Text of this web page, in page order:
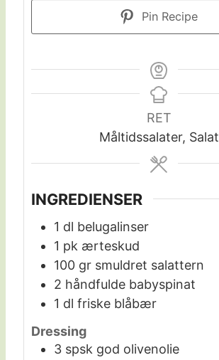
Pin Recipe
RET
Måltidssalater, Salat
INGREDIENSER
1 dl belugalinser
1 pk ærteskud
100 gr smuldret salattern
2 håndfulde babyspinat
1 dl friske blåbær
Dressing
3 spsk god olivenolie